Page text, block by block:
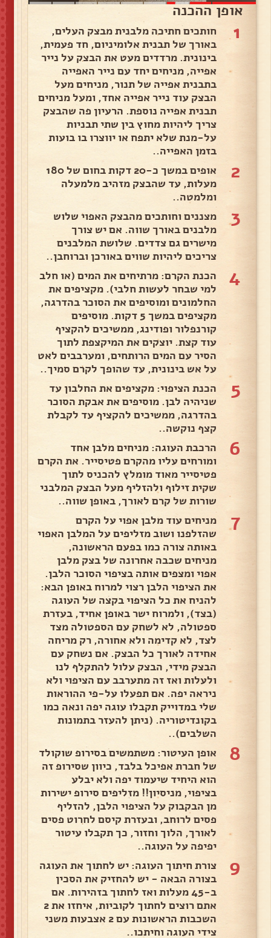
אופן ההכנה
1
חותכים חתיכה מלבנית מבצק העלים,
באורך של תבנית אלומיניום, חד פעמית,
בינונית. מרדדים מעט את הבצק על נייר
אפייה, מניחים יחד עם נייר האפייה
בתבנית אפייה של תנור, מניחים מעל
הבצק עוד נייר אפייה אחד, ומעל מניחים
תבנית אפייה נוספת. הרעיון פה שהבצק
צריך ליהיות מחוץ בין שתי תבניות
על-מנת שלא יתפח או יווצרו בו בועות
בזמן האפייה..
2
אופים במשך כ-20 דקות בחום של 180
מעלות, עד שהבצק מזהיב מלמעלה
ומלמטה..
3
מצננים וחותכים מהבצק האפוי שלוש
מלבנים באורך שווה. אם יש צורך
מישרים גם צדדים. שלושת המלבנים
צריכים ליהיות שווים באורכן וברוחבן..
4
הכנת הקרם: מרתיחים את המים (או חלב
למי שבחר לעשות חלבי). מקציפים את
החלמונים ומוסיפים את הסוכר בהדרגה,
מקציפים במשך 5 דקות. מוסיפים
קורנפלור ופודינג, ממשיכים להקציף
עוד קצת. יוצקים את המיקצפת לתוך
הסיר עם המים הרותחים, ומערבבים לאט
על אש בינונית, עד שהופך לקרם סמיך..
5
הכנת הציפוי: מקציפים את החלבון עד
שניהיה לבן. מוסיפים את אבקת הסוכר
בהדרגה, ממשיכים להקציף עד לקבלת
קצף נוקשה..
6
הרכבת העוגה: מניחים מלבן אחד
ומורחים עליו מהקרם פטיסייר. את הקרם
פטיסייר מאוד מומלץ להכניס לתוך
שקית זילוף ולהזליף מעל הבצק המלבני
שורות של קרם לאורך, באופן שווה..
7
מניחים עוד מלבן אפוי על הקרם
שהזלפנו ושוב מזליפים על המלבן האפוי
באותה צורה כמו בפעם הראשונה,
מניחים שכבה אחרונה של בצק מלבן
אפוי ומצפים אותה בציפוי הסוכר הלבן.
את הציפוי הלבן רצוי למרוח באופן הבא:
להניח את כל הציפוי בקצה של העוגה
(בצד), ולמרוח ישר באופן אחיד, בעזרת
ספטולה, לא לשחק עם הספטולה מצד
לצד, לא קדימה ולא אחורה, רק מריחה
אחידה לאורך כל הבצק. אם נשחק עם
הבצק מידי, הבצק עלול להתקלף לנו
ולעלות ואז זה מתערבב עם הציפוי ולא
ניראה יפה. אם תפעלו על-פי ההוראות
שלי במדוייק תקבלו עוגה יפה ונאה כמו
בקונדיטוריה. (ניתן להעזר בתמונות
השלבים)..
8
אופן העיטור: משתמשים בסירופ שוקולד
של חברת אפיכל בלבד, כיוון שסירופ זה
הוא היחיד שיעמוד יפה ולא יבלע
בציפוי, מניסיון!! מזליפים סירופ ישירות
מן הבקבוק על הציפוי הלבן, להזליף
פסים לרוחב, ובעזרת קיסם לחרוט פסים
לאורך, הלוך וחזור, כך תקבלו עיטור
יפיפה על העוגה..
9
צורת חיתוך העוגה: יש לחתוך את העוגה
בצורה הבאה - יש להחזיק את הסכין
ב-45 מעלות ואז לחתוך בזהירות. אם
אתם רוצים לחתוך לקוביות, איחזו את 2
השכבות הראשונות עם 2 אצבעות משני
צידי העוגה וחיתכו..